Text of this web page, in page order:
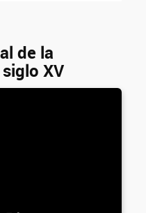
de la
XV